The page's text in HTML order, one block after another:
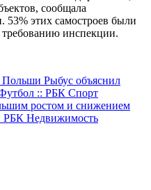
сообщала
этих самостроев были
инспекции.
Рыбус объяснил
:: РБК Спорт
ростом и снижением
РБК Недвижимость